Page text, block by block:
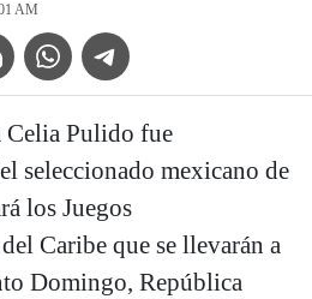
AM
Icon
WhatsApp IconTelegram Icon
Celia Pulido fue
seleccionado mexicano de
los Juegos
Caribe que se llevarán a
Domingo, República